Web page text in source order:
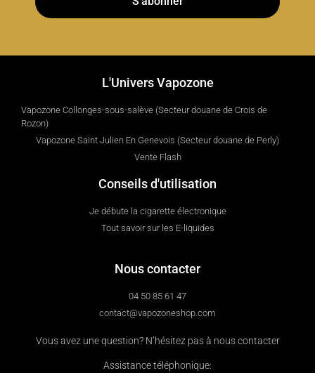
L'Univers Vapozone
Vapozone Collonges-sous-salève (Secteur douane de Crois de
Rozon)
Vapozone Saint Julien En Genevois (Secteur douane de Perly)
Vente Flash
Conseils d'utilisation
Je débute la cigarette électronique
Tout savoir sur les E-liquides
Nous contacter
04 50 85 61 47
contact@vapozoneshop.com
Vous avez une question? N’hésitez pas à nous contacter
Assistance téléphonique: